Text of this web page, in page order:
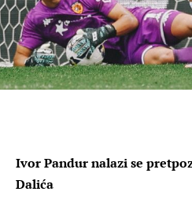
Ivor Pandur nalazi se
Dalića